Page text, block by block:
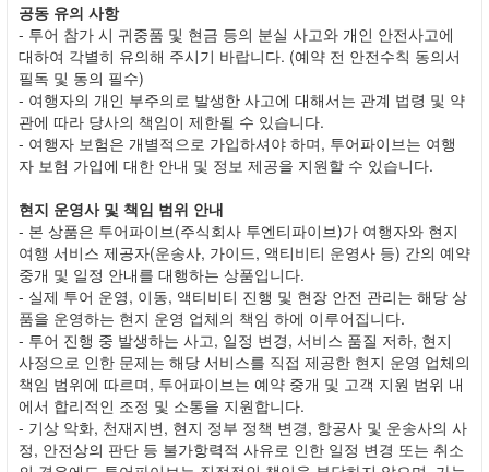
공동 유의 사항
- 투어 참가 시 귀중품 및 현금 등의 분실 사고와 개인 안전사고에
대하여 각별히 유의해 주시기 바랍니다. (예약 전 안전수칙 동의서
필독 및 동의 필수)
- 여행자의 개인 부주의로 발생한 사고에 대해서는 관계 법령 및 약
관에 따라 당사의 책임이 제한될 수 있습니다.
- 여행자 보험은 개별적으로 가입하셔야 하며, 투어파이브는 여행
자 보험 가입에 대한 안내 및 정보 제공을 지원할 수 있습니다.
현지 운영사 및 책임 범위 안내
- 본 상품은 투어파이브(주식회사 투엔티파이브)가 여행자와 현지
여행 서비스 제공자(운송사, 가이드, 액티비티 운영사 등) 간의 예약
중개 및 일정 안내를 대행하는 상품입니다.
- 실제 투어 운영, 이동, 액티비티 진행 및 현장 안전 관리는 해당 상
품을 운영하는 현지 운영 업체의 책임 하에 이루어집니다.
- 투어 진행 중 발생하는 사고, 일정 변경, 서비스 품질 저하, 현지
사정으로 인한 문제는 해당 서비스를 직접 제공한 현지 운영 업체의
책임 범위에 따르며, 투어파이브는 예약 중개 및 고객 지원 범위 내
에서 합리적인 조정 및 소통을 지원합니다.
- 기상 악화, 천재지변, 현지 정부 정책 변경, 항공사 및 운송사의 사
정, 안전상의 판단 등 불가항력적 사유로 인한 일정 변경 또는 취소